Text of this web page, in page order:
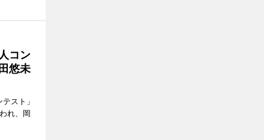
コン
悠未
スト」
れ、岡